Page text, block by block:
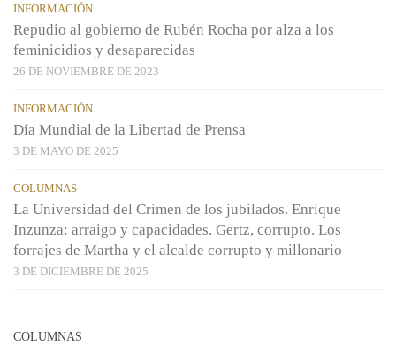
INFORMACIÓN
Repudio al gobierno de Rubén Rocha por alza a los
feminicidios y desaparecidas
26 DE NOVIEMBRE DE 2023
INFORMACIÓN
Día Mundial de la Libertad de Prensa
3 DE MAYO DE 2025
COLUMNAS
La Universidad del Crimen de los jubilados. Enrique
Inzunza: arraigo y capacidades. Gertz, corrupto. Los
forrajes de Martha y el alcalde corrupto y millonario
3 DE DICIEMBRE DE 2025
COLUMNAS